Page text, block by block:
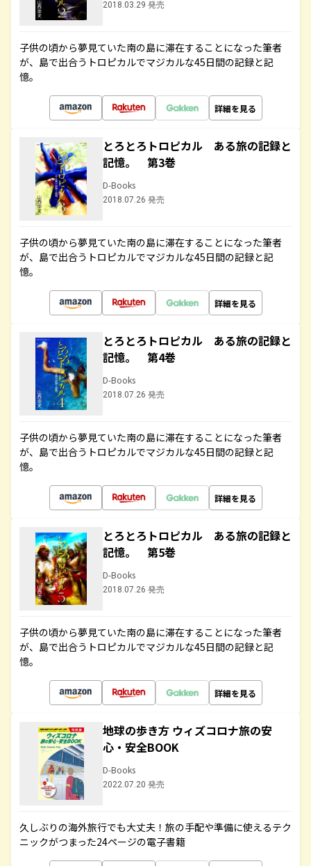
2018.03.29 発売
子供の頃から夢見ていた南の島に滞在することになった筆者
が、島で出合うトロピカルでマジカルな45日間の記録と記
憶。
詳細を見る
とろとろトロピカル ある旅の記録と
記憶。 第3巻
D-Books
2018.07.26 発売
子供の頃から夢見ていた南の島に滞在することになった筆者
が、島で出合うトロピカルでマジカルな45日間の記録と記
憶。
詳細を見る
とろとろトロピカル ある旅の記録と
記憶。 第4巻
D-Books
2018.07.26 発売
子供の頃から夢見ていた南の島に滞在することになった筆者
が、島で出合うトロピカルでマジカルな45日間の記録と記
憶。
詳細を見る
とろとろトロピカル ある旅の記録と
記憶。 第5巻
D-Books
2018.07.26 発売
子供の頃から夢見ていた南の島に滞在することになった筆者
が、島で出合うトロピカルでマジカルな45日間の記録と記
憶。
詳細を見る
地球の歩き方 ウィズコロナ旅の安
心・安全BOOK
D-Books
2022.07.20 発売
久しぶりの海外旅行でも大丈夫！旅の手配や準備に使えるテク
ニックがつまった24ページの電子書籍